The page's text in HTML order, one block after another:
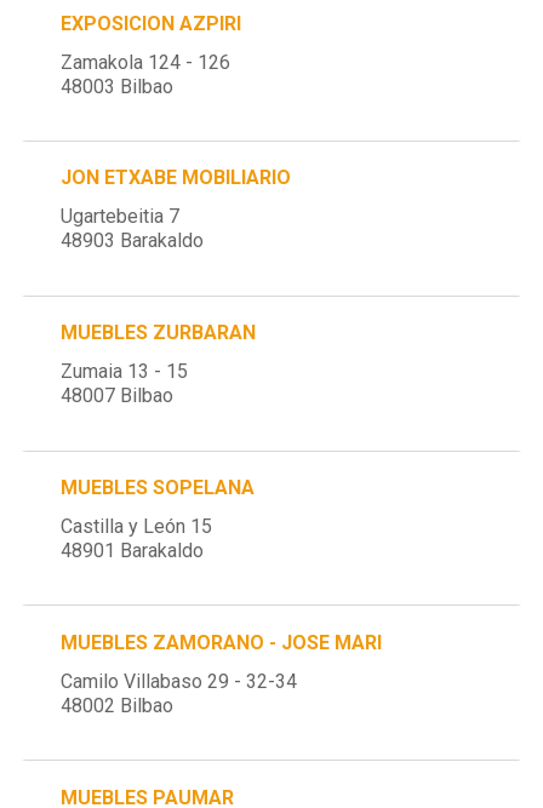
EXPOSICION AZPIRI
Zamakola 124 - 126
48003 Bilbao
JON ETXABE MOBILIARIO
Ugartebeitia 7
48903 Barakaldo
MUEBLES ZURBARAN
Zumaia 13 - 15
48007 Bilbao
MUEBLES SOPELANA
Castilla y León 15
48901 Barakaldo
MUEBLES ZAMORANO - JOSE MARI
Camilo Villabaso 29 - 32-34
48002 Bilbao
MUEBLES PAUMAR